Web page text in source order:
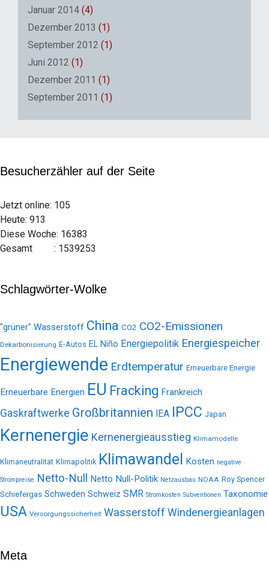
Januar 2014 (4)
Dezember 2013 (1)
September 2012 (1)
Juni 2012 (1)
Dezember 2011 (1)
September 2011 (1)
Besucherzähler auf der Seite
Jetzt online: 105
Heute: 913
Diese Woche: 16383
Gesamt : 1539253
Schlagwörter-Wolke
"grüner" Wasserstoff China CO2 CO2-Emissionen
Dekarbonisierung E-Autos EL Niño Energiepolitik Energiespeicher
Energiewende Erdtemperatur Erneuerbare Energie
Erneuerbare Energien EU Fracking Frankreich
Gaskraftwerke Großbritannien IEA IPCC Japan
Kernenergie Kernenergieausstieg Klimamodelle
Klimaneutralität Klimapolitik Klimawandel Kosten negative
Strompreise Netto-Null Netto Null-Politik Netzausbau NOAA Roy Spencer
Schiefergas Schweden Schweiz SMR Stromkosten Subventionen Taxonomie
USA Versorgungssicherheit Wasserstoff Windenergieanlagen
Meta